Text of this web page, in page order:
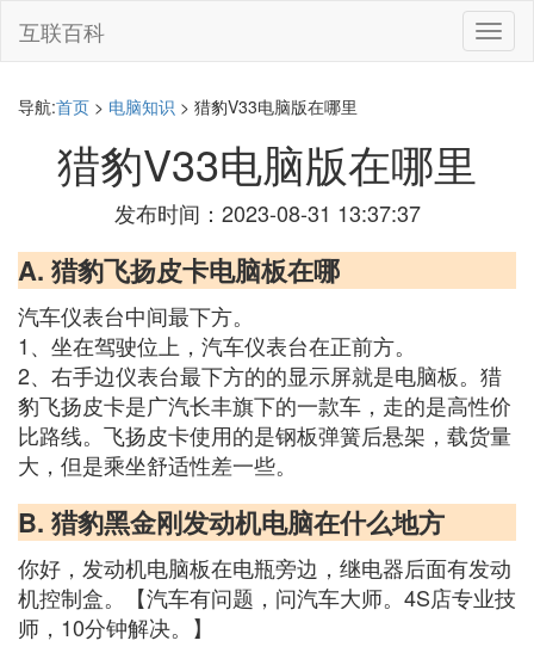
切
换
互联百科
导航:首页 > 电脑知识 > 猎豹V33电脑版在哪里
猎豹V33电脑版在哪里
发布时间：2023-08-31 13:37:37
A. 猎豹飞扬皮卡电脑板在哪
汽车仪表台中间最下方。
1、坐在驾驶位上，汽车仪表台在正前方。
2、右手边仪表台最下方的的显示屏就是电脑板。猎
豹飞扬皮卡是广汽长丰旗下的一款车，走的是高性价
比路线。飞扬皮卡使用的是钢板弹簧后悬架，载货量
大，但是乘坐舒适性差一些。
B. 猎豹黑金刚发动机电脑在什么地方
你好，发动机电脑板在电瓶旁边，继电器后面有发动
机控制盒。【汽车有问题，问汽车大师。4S店专业技
师，10分钟解决。】